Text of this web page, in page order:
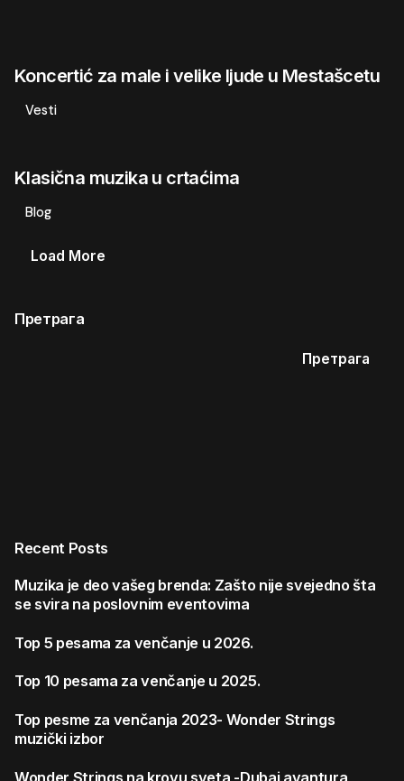
Претрага
Претрага
Recent Posts
Muzika je deo vašeg brenda: Zašto nije svejedno šta
se svira na poslovnim eventovima
Top 5 pesama za venčanje u 2026.
Top 10 pesama za venčanje u 2025.
Top pesme za venčanja 2023- Wonder Strings
muzički izbor
Koncertić za male i velike ljude u Mestašcetu
Vesti
Klasična muzika u crtaćima
Blog
Load More